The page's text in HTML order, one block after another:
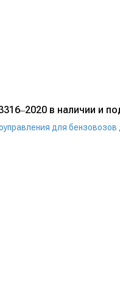
в наличии и
для бензовозов